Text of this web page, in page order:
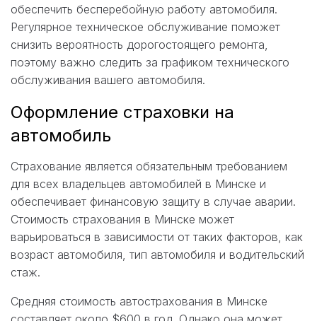
обеспечить бесперебойную работу автомобиля.
Регулярное техническое обслуживание поможет
снизить вероятность дорогостоящего ремонта,
поэтому важно следить за графиком технического
обслуживания вашего автомобиля.
Оформление страховки на
автомобиль
Страхование является обязательным требованием
для всех владельцев автомобилей в Минске и
обеспечивает финансовую защиту в случае аварии.
Стоимость страхования в Минске может
варьироваться в зависимости от таких факторов, как
возраст автомобиля, тип автомобиля и водительский
стаж.
Средняя стоимость автострахования в Минске